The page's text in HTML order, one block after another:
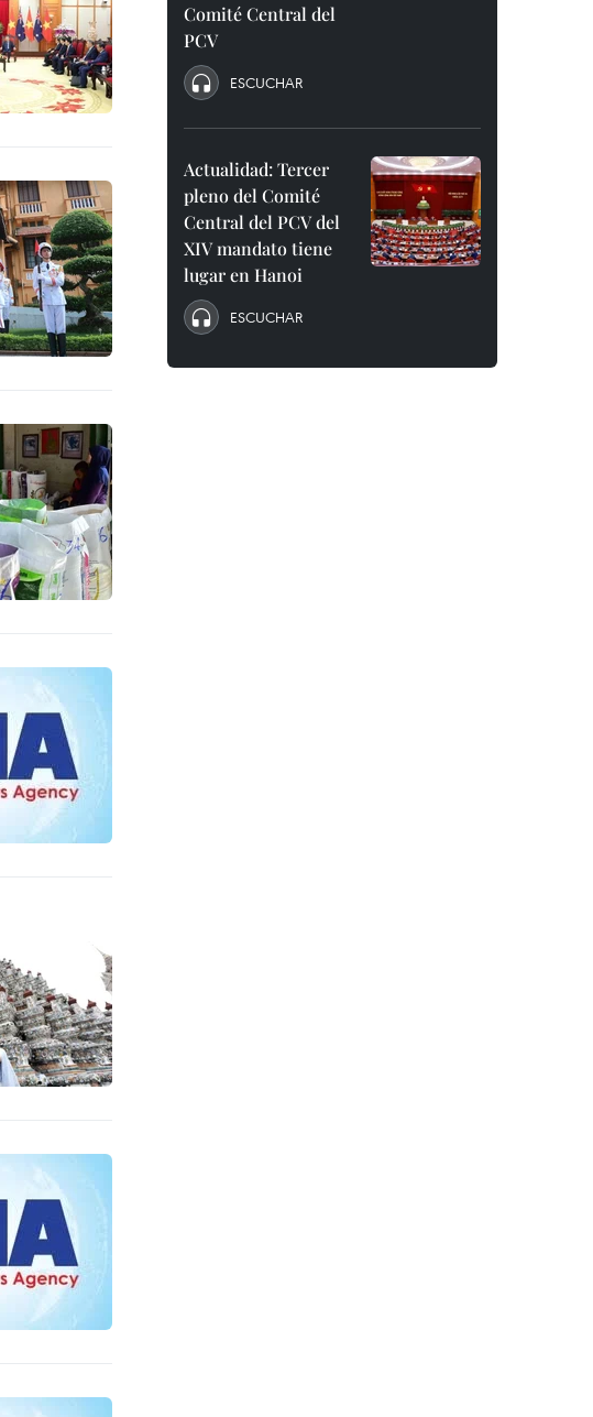
Comité Central del
PCV
ESCUCHAR
Actualidad: Tercer
pleno del Comité
Central del PCV del
XIV mandato tiene
lugar en Hanoi
ESCUCHAR